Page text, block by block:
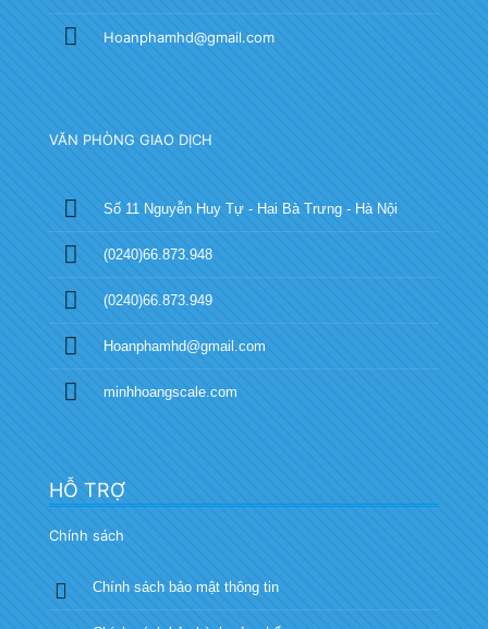
Hoanphamhd@gmail.com
VĂN PHÒNG GIAO DỊCH
Số 11 Nguyễn Huy Tự - Hai Bà Trưng - Hà Nội
(0240)66.873.948
(0240)66.873.949
Hoanphamhd@gmail.com
minhhoangscale.com
HỖ TRỢ
Chính sách
Chính sách bảo mật thông tin